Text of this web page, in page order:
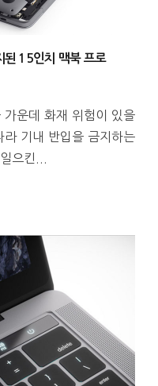
된 15인치 맥북 프로
운데 화재 위험이 있을
기내 반입을 금지하는
으킨...